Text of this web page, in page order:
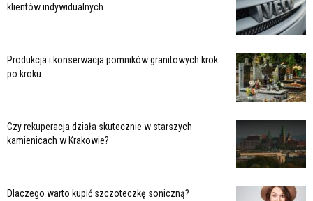
klientów indywidualnych
Produkcja i konserwacja pomników granitowych krok
po kroku
Czy rekuperacja działa skutecznie w starszych
kamienicach w Krakowie?
Dlaczego warto kupić szczoteczkę soniczną?